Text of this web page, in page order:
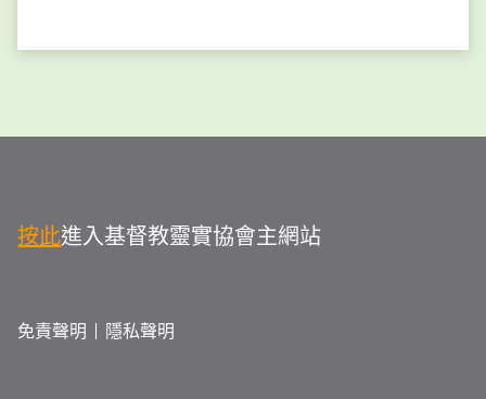
按此進入基督教靈實協會主網站
免責聲明 隱私聲明